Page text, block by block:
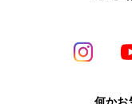
何かお